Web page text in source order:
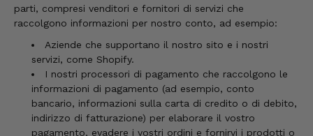
parti, compresi venditori e fornitori di servizi che
raccolgono informazioni per nostro conto, ad esempio:
Aziende che supportano il nostro sito e i nostri
servizi, come Shopify.
I nostri processori di pagamento che raccolgono le
informazioni di pagamento (ad esempio, conto
bancario, informazioni sulla carta di credito o di debito,
indirizzo di fatturazione) per elaborare il vostro
pagamento, evadere i vostri ordini e fornirvi i prodotti o